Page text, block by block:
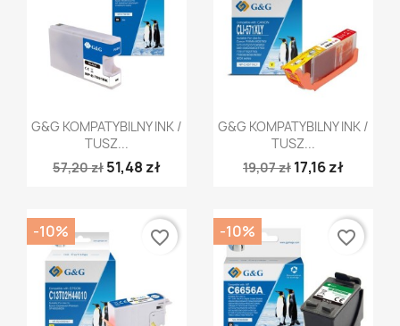
Szybki podgląd
G&G KOMPATYBILNY INK /
TUSZ...
57,20 zł 51,48 zł
Szybki podgląd
G&G KOMPATYBILNY INK /
TUSZ...
19,07 zł 17,16 zł
-10% favorite_border -10% favorite_border